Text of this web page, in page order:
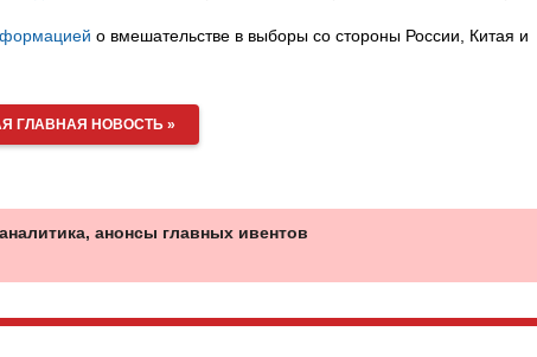
о вмешательстве в выборы со стороны России, Китая и
ГЛАВНАЯ НОВОСТЬ »
анонсы главных ивентов